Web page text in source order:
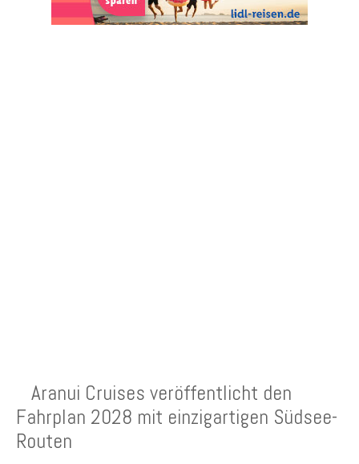
Aranui Cruises veröffentlicht den
Fahrplan 2028 mit einzigartigen Südsee-
Routen